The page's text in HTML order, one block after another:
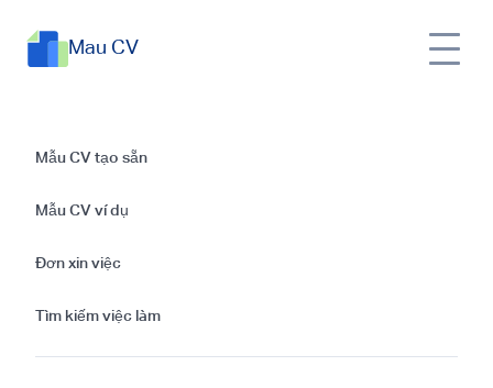
Mau CV
Mẫu CV tạo sẵn
Mẫu CV ví dụ
Đơn xin việc
Tìm kiếm việc làm
Hướng dẫn viết thư
xin việc cùng mẫu
thư xin việc cho vị trí
Người chăm sóc trẻ